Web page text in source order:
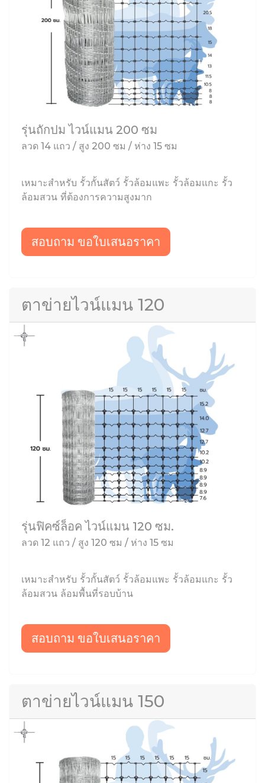
รุ่นถักปม ไวน์แมน 200 ซม
ลวด 14 แถว / สูง 200 ซม / ห่าง 15 ซม
เหมาะสำหรับ รั้วกั้นสัตว์ รั้วล้อมแพะ รั้วล้อมแกะ รั้ว
ล้อมสวน ที่ต้องการความสูงมาก
สอบถาม ขอใบเสนอราคา
ตาข่ายไวน์แมน 120
รุ่นฟิคซ์ล็อค ไวน์แมน 120 ซม.
ลวด 12 แถว / สูง 120 ซม / ห่าง 15 ซม
เหมาะสำหรับ รั้วกั้นสัตว์ รั้วล้อมแพะ รั้วล้อมแกะ รั้ว
ล้อมสวน ล้อมพื้นที่รอบบ้าน
สอบถาม ขอใบเสนอราคา
ตาข่ายไวน์แมน 150